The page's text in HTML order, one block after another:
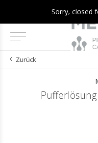
Sorry, closed
Zurück